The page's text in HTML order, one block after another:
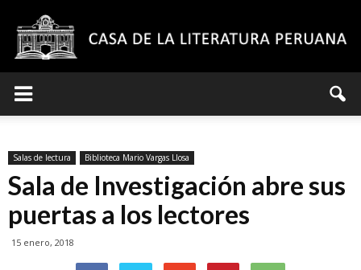
Salas de lectura Biblioteca Mario Vargas Llosa
Sala de Investigación abre sus
puertas a los lectores
15 enero, 2018